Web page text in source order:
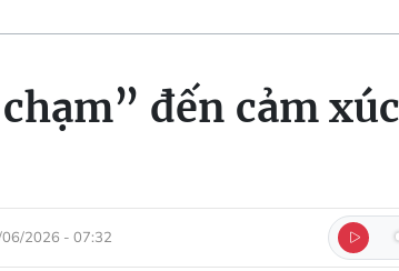
đến cảm
2026 - 07:32